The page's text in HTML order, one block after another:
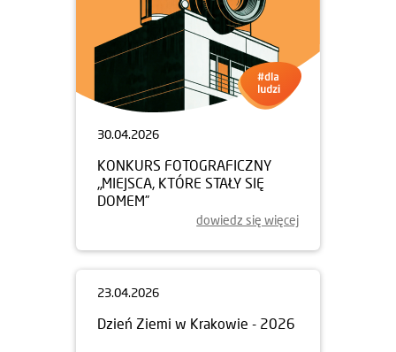
30.04.2026
KONKURS FOTOGRAFICZNY
„MIEJSCA, KTÓRE STAŁY SIĘ
DOMEM”
dowiedz się więcej